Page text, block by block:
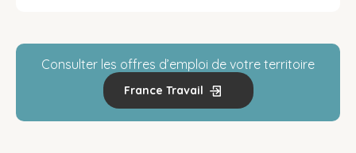
Consulter les offres d’emploi de votre territoire
France Travail